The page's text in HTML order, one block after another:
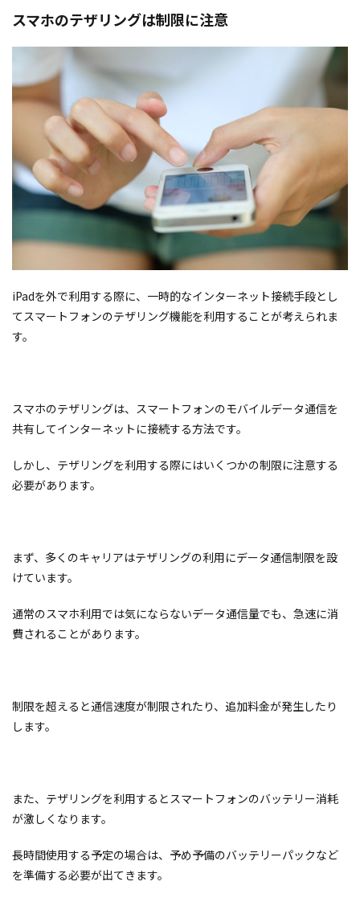
スマホのテザリングは制限に注意
iPadを外で利用する際に、一時的なインターネット接続手段とし
てスマートフォンのテザリング機能を利用することが考えられま
す。
スマホのテザリングは、スマートフォンのモバイルデータ通信を
共有してインターネットに接続する方法です。
しかし、テザリングを利用する際にはいくつかの制限に注意する
必要があります。
まず、多くのキャリアはテザリングの利用にデータ通信制限を設
けています。
通常のスマホ利用では気にならないデータ通信量でも、急速に消
費されることがあります。
制限を超えると通信速度が制限されたり、追加料金が発生したり
します。
また、テザリングを利用するとスマートフォンのバッテリー消耗
が激しくなります。
長時間使用する予定の場合は、予め予備のバッテリーパックなど
を準備する必要が出てきます。